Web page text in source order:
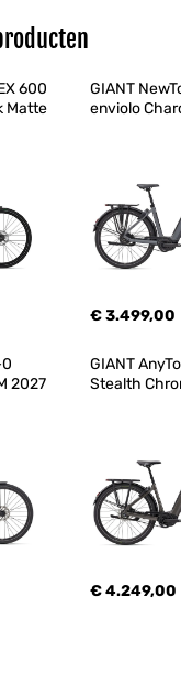
600
Matte
GIANT
enviolo
€ 3.499,00
2027
GIANT
Stealth
€ 4.249,00